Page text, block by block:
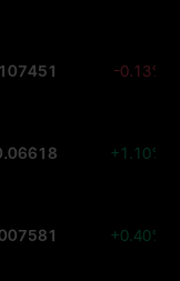
-0.13%
+1.10%
+0.40%